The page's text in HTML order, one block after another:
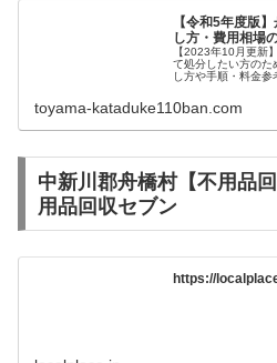
【令和5年度版
し方・費用相場
【2023年10月更新
て処分したい方のた
し方や手順・料金参
toyama-kataduke110ban.com
中新川郡舟橋村【不用品
用品回収セブン
https://